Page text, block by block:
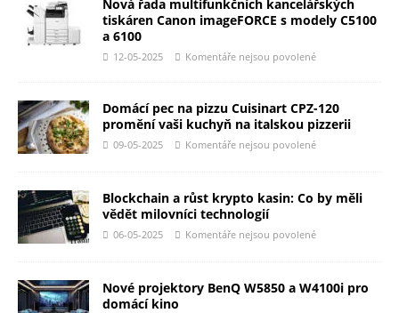
Nová řada multifunkčních kancelářských
tiskáren Canon imageFORCE s modely C5100
a 6100
12-05-2025 Komentáře nejsou povolené
Domácí pec na pizzu Cuisinart CPZ-120
promění vaši kuchyň na italskou pizzerii
09-05-2025 Komentáře nejsou povolené
Blockchain a růst krypto kasin: Co by měli
vědět milovníci technologií
06-05-2025 Komentáře nejsou povolené
Nové projektory BenQ W5850 a W4100i pro
domácí kino